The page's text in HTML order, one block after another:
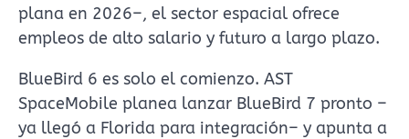
plana en 2026–, el sector espacial ofrece
empleos de alto salario y futuro a largo plazo.
BlueBird 6 es solo el comienzo. AST
SpaceMobile planea lanzar BlueBird 7 pronto –
ya llegó a Florida para integración– y apunta a